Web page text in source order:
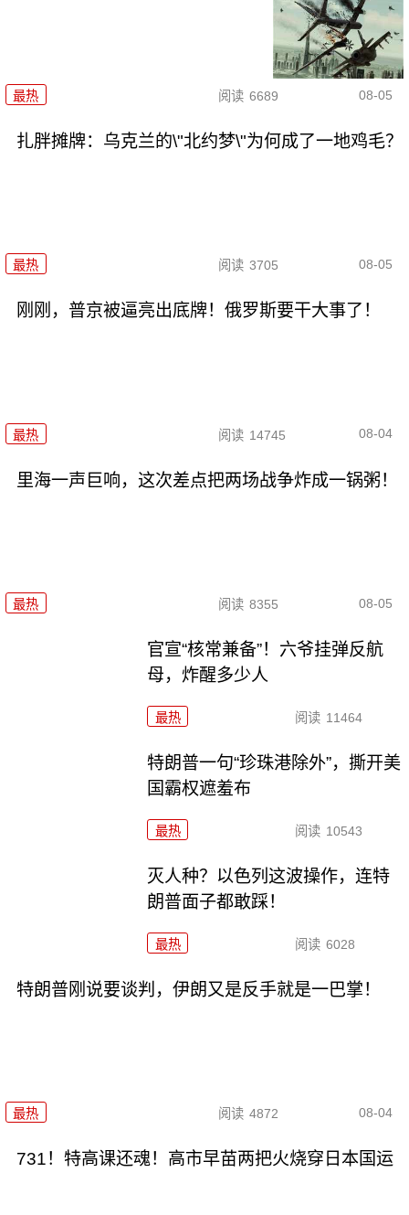
最热 阅读 6689 08-05
扎胖摊牌：乌克兰的\"北约梦\"为何成了一地鸡毛？
最热 阅读 3705 08-05
刚刚，普京被逼亮出底牌！俄罗斯要干大事了！
最热 阅读 14745 08-04
里海一声巨响，这次差点把两场战争炸成一锅粥！
最热 阅读 8355 08-05
官宣“核常兼备”！六爷挂弹反航
母，炸醒多少人
最热 阅读 11464
特朗普一句“珍珠港除外”，撕开美
国霸权遮羞布
最热 阅读 10543
灭人种？以色列这波操作，连特
朗普面子都敢踩！
最热 阅读 6028
特朗普刚说要谈判，伊朗又是反手就是一巴掌！
最热 阅读 4872 08-04
731！特高课还魂！高市早苗两把火烧穿日本国运